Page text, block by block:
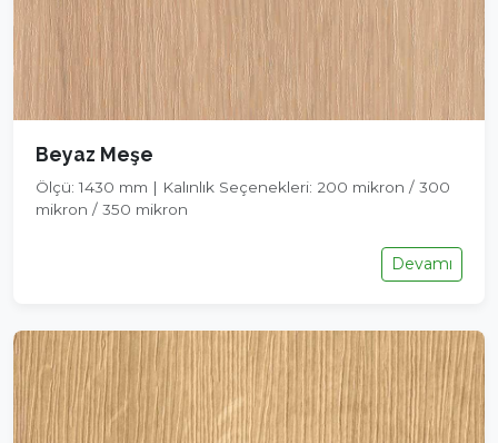
Beyaz Meşe
Ölçü: 1430 mm | Kalınlık Seçenekleri: 200 mikron / 300
mikron / 350 mikron
Devamı